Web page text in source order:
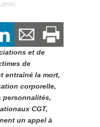
.
et de
de
entraîné la mort,
corporelle,
personnalités,
CGT,
un appel à